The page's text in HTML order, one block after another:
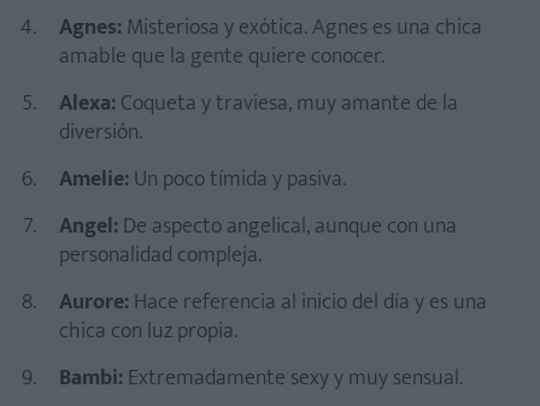
Agnes:Misteriosa y exótica. Agnes es una chica
amable que la gente quiere conocer.
Alexa:Coqueta y traviesa, muy amante de la
diversión.
Amelie:Un poco tímida y pasiva.
Angel:De aspecto angelical, aunque con una
personalidad compleja.
Aurore:Hace referencia al inicio del día y es una
chica con luz propia.
Bambi:Extremadamente sexy y muy sensual.